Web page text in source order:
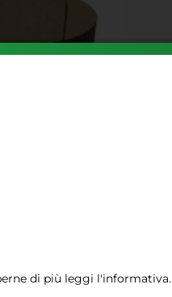
di più leggi l'informativa.